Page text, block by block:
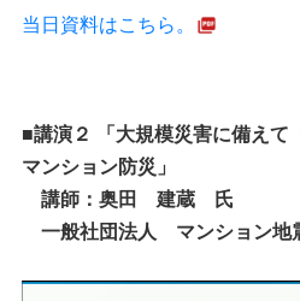
当日資料はこちら。
■講演２
「大規模災害に備えて
マンション防災」
講師： 奥田 建蔵 氏
一般社団法人 マンション